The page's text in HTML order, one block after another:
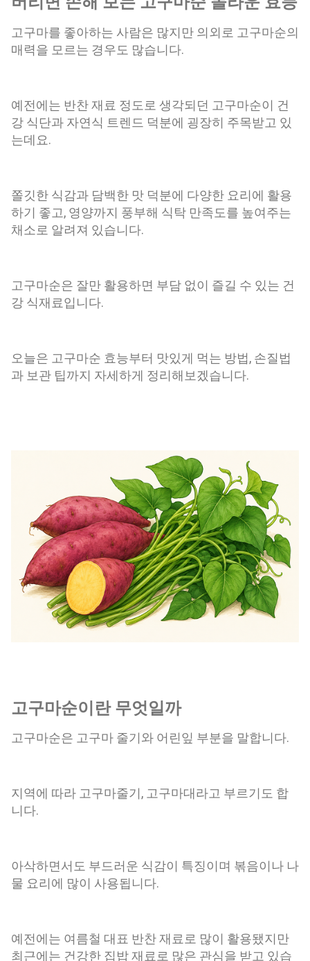
물입니다. 어린순은 향이 부드럽고 식감이 연해 봄철 별미로 꼽
에는 재배가 늘어나면서 시장에서도 만날 수 있게 되었습니다.
제철은 보통 4월부터 6월까지이며, 이 시기의 어린순이 가장 부
는 것이 좋습니다. 어수리나물 효능으로 건강 챙기기 풍부한 식
이섬유로 장 건강 관리 어수리나물에는 식이섬유가 함유되어
있어 장 운동을 돕고 배변 활동을 원활하게 하는 데 도움을 줄
화 스트레스를 줄이는 데 도움을 줄 수 있습니다. 제철 채소를
다양하게 섭취하는 식습관은 건강한 생활 유지에 긍정적인 영
향을 줄 수 있습니다. 피로 회복과 활력 증진에 도움 봄철에는
고구마를 좋아하는 사람은 많지만 의외로 고구마순의
매력을 모르는 경우도 많습니다.
예전에는 반찬 재료 정도로 생각되던 고구마순이 건
강 식단과 자연식 트렌드 덕분에 굉장히 주목받고 있
는데요.
쫄깃한 식감과 담백한 맛 덕분에 다양한 요리에 활용
하기 좋고, 영양까지 풍부해 식탁 만족도를 높여주는
채소로 알려져 있습니다.
고구마순은 잘만 활용하면 부담 없이 즐길 수 있는 건
강 식재료입니다.
오늘은 고구마순 효능부터 맛있게 먹는 방법, 손질법
과 보관 팁까지 자세하게 정리해보겠습니다.
고구마순이란 무엇일까
고구마순은 고구마 줄기와 어린잎 부분을 말합니다.
지역에 따라 고구마줄기, 고구마대라고 부르기도 합
니다.
아삭하면서도 부드러운 식감이 특징이며 볶음이나 나
물 요리에 많이 사용됩니다.
예전에는 여름철 대표 반찬 재료로 많이 활용됐지만
최근에는 건강한 집밥 재료로 많은 관심을 받고 있습